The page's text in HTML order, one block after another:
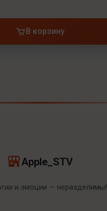
В корзину
Apple_STV
и эмоции — неразделимы!